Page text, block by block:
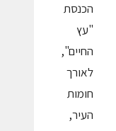
הכנסת
"עץ
החיים",
לאורך
חומות
העיר,